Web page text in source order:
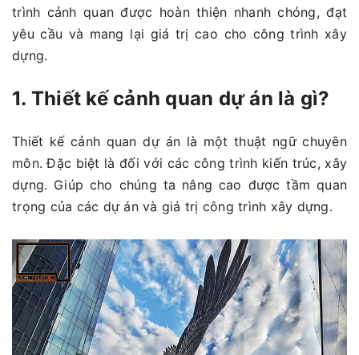
trình cảnh quan được hoàn thiện nhanh chóng, đạt
yêu cầu và mang lại giá trị cao cho công trình xây
dựng.
1. Thiết kế cảnh quan dự án là gì?
Thiết kế cảnh quan dự án là một thuật ngữ chuyên
môn. Đặc biệt là đối với các công trình kiến trúc, xây
dựng. Giúp cho chúng ta nâng cao được tầm quan
trọng của các dự án và giá trị công trình xây dựng.